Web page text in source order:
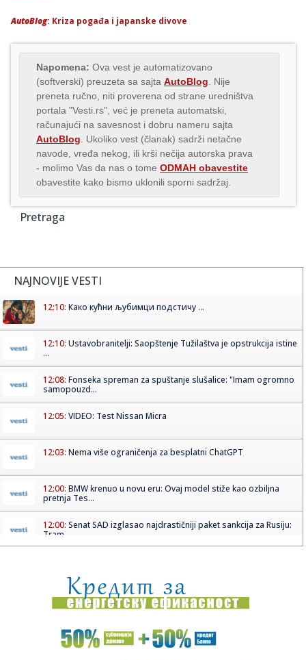
AutoBlog: Kriza pogađa i japanske divove
Napomena: Ova vest je automatizovano
(softverski) preuzeta sa sajta AutoBlog . Nije
preneta ručno, niti proverena od strane uredništva
portala "Vesti.rs", već je preneta automatski,
računajući na savesnost i dobru nameru sajta
AutoBlog . Ukoliko vest (članak) sadrži netačne
navode, vređa nekog, ili krši nečija autorska prava
- molimo Vas da nas o tome ODMAH obavestite
obavestite kako bismo uklonili sporni sadržaj.
Pretraga
NAJNOVIJE VESTI
12:10: Како кућни љубимци подстичу ...
12:10: Ustavobranitelji: Saopštenje Tužilaštva je opstrukcija istine
...
12:08: Fonseka spreman za spuštanje slušalice: "Imam ogromno
samopouzd...
12:05: VIDEO: Test Nissan Micra
12:03: Nema više ograničenja za besplatni ChatGPT
12:00: BMW krenuo u novu eru: Ovaj model stiže kao ozbiljna
pretnja Tes...
12:00: Senat SAD izglasao najdrastičniji paket sankcija za Rusiju:
Tram...
11:55:ZVEZDA OTVARA VRATA ZA ODLAZAK: Moskovska
Lokomotiva želi vezist...
11:53:Ajkule okružile Gastoza i Anđelu: Rijaliti par objavio slike